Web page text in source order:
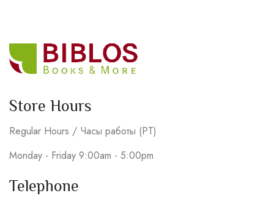
Store Hours
Regular Hours / Часы работы (PT)
Monday - Friday 9:00am - 5:00pm
Telephone